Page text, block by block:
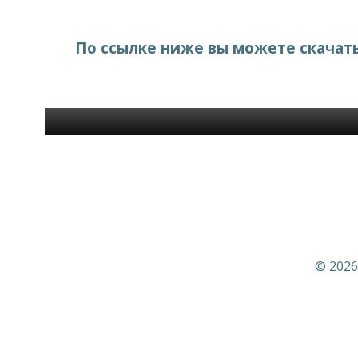
По ссылке ниже вы можете
©